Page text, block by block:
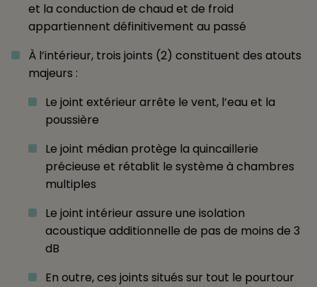
et la conduction de chaud et de froid
appartiennent définitivement au passé
À l’intérieur, trois joints (2) constituent des atouts
majeurs :
Le joint extérieur arrête le vent, l’eau et la
poussière
Le joint médian protège la quincaillerie
précieuse et rétablit le système à chambres
multiples
Le joint intérieur assure une isolation
acoustique additionnelle de pas de moins de 3
dB
En outre, ces joints situés sur tout le pourtour